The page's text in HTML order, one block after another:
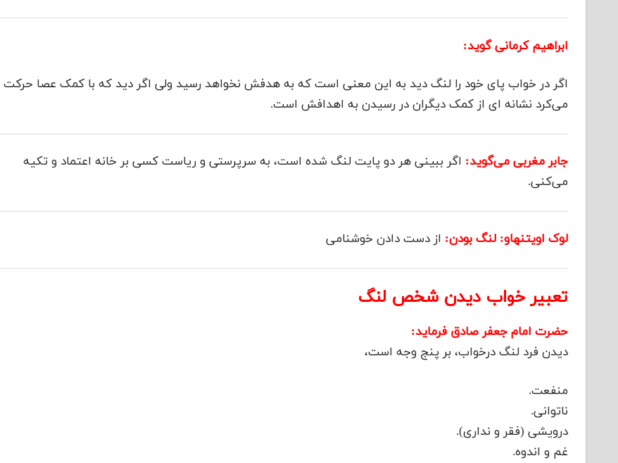
ابراهیم کرمانی گوید:
اگر در خواب پای خود را لنگ دید به این معنی است که به هدفش نخواهد رسید ولی اگر دید که با کمک عصا حرکت
می‌کرد نشانه ای از کمک دیگران در رسیدن به اهدافش است.
جابر مغربی می‌گوید: اگر ببینی هر دو پایت لنگ شده است، به سرپرستی و ریاست کسی بر خانه اعتماد و تکیه
می‌کنی.
لوک اویتنهاو: لنگ بودن: از دست دادن خوشنامی
تعبیر خواب دیدن شخص لنگ
حضرت امام جعفر صادق فرماید:
دیدن فرد لنگ درخواب، بر پنج وجه است،
منفعت.
ناتوانی.
درویشی (فقر و نداری).
غم و اندوه.